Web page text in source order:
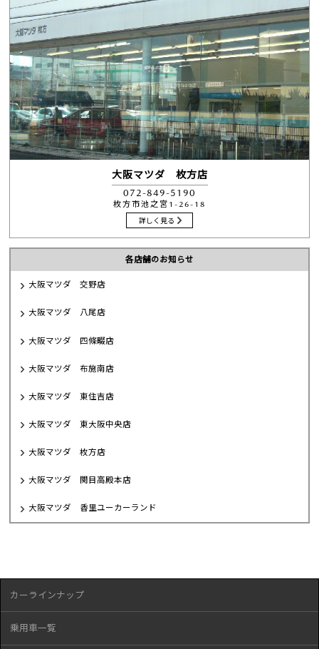
大阪マツダ 枚方店
072-849-5190
枚方市池之宮1-26-18
詳しく見る
各店舗のお知らせ
大阪マツダ 交野店
大阪マツダ 八尾店
大阪マツダ 四條畷店
大阪マツダ 布施南店
大阪マツダ 東住吉店
大阪マツダ 東大阪中央店
大阪マツダ 枚方店
大阪マツダ 関目高殿本店
大阪マツダ 香里ユーカーランド
カーラインナップ
乗用車一覧